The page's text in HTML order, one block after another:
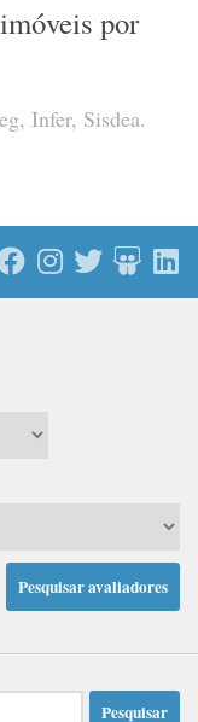
por
Infer, Sisdea.